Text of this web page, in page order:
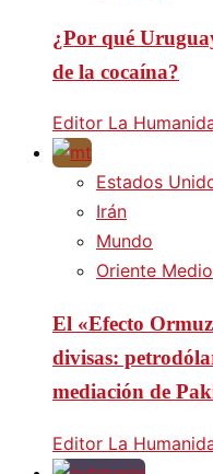
¿Por qué
de la cocaína?
Editor La
Estados
Irán
Mundo
Oriente Medio
El «Efecto
divisas:
mediación de
Editor La